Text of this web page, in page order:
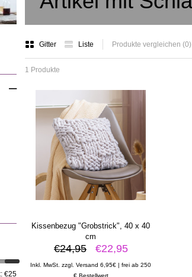
Gitter Liste Produkte vergleichen (0)
1 Produkte
Kissenbezug "Grobstrick", 40 x 40
cm
€24,95 €22,95
Inkl. MwSt. zzgl. Versand 6,95€ | frei ab 250
€ Bestellwert
–
€25